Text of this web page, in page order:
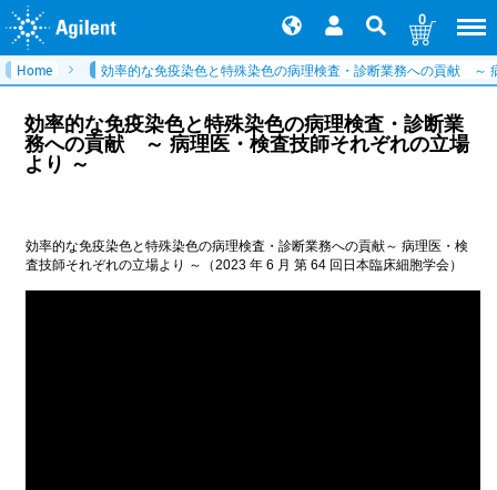
0
Home 効率的な免疫染色と特殊染色の病理検査・診断業務への貢献 ​～
効率的な免疫染色と特殊染色の病理検査・診断業
務への貢献 ​～ 病理医・検査技師それぞれの立場
より ～​